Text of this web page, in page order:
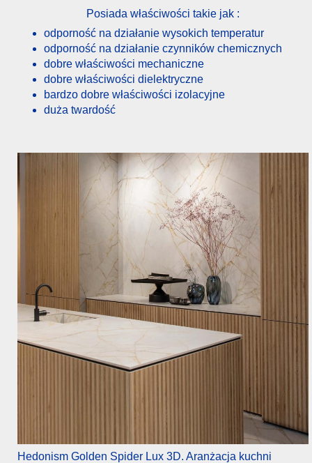
Posiada właściwości takie jak :
odporność na działanie wysokich temperatur
odporność na działanie czynników chemicznych
dobre właściwości mechaniczne
dobre właściwości dielektryczne
bardzo dobre właściwości izolacyjne
duża twardość
Hedonism Golden Spider Lux 3D. Aranżacja kuchni